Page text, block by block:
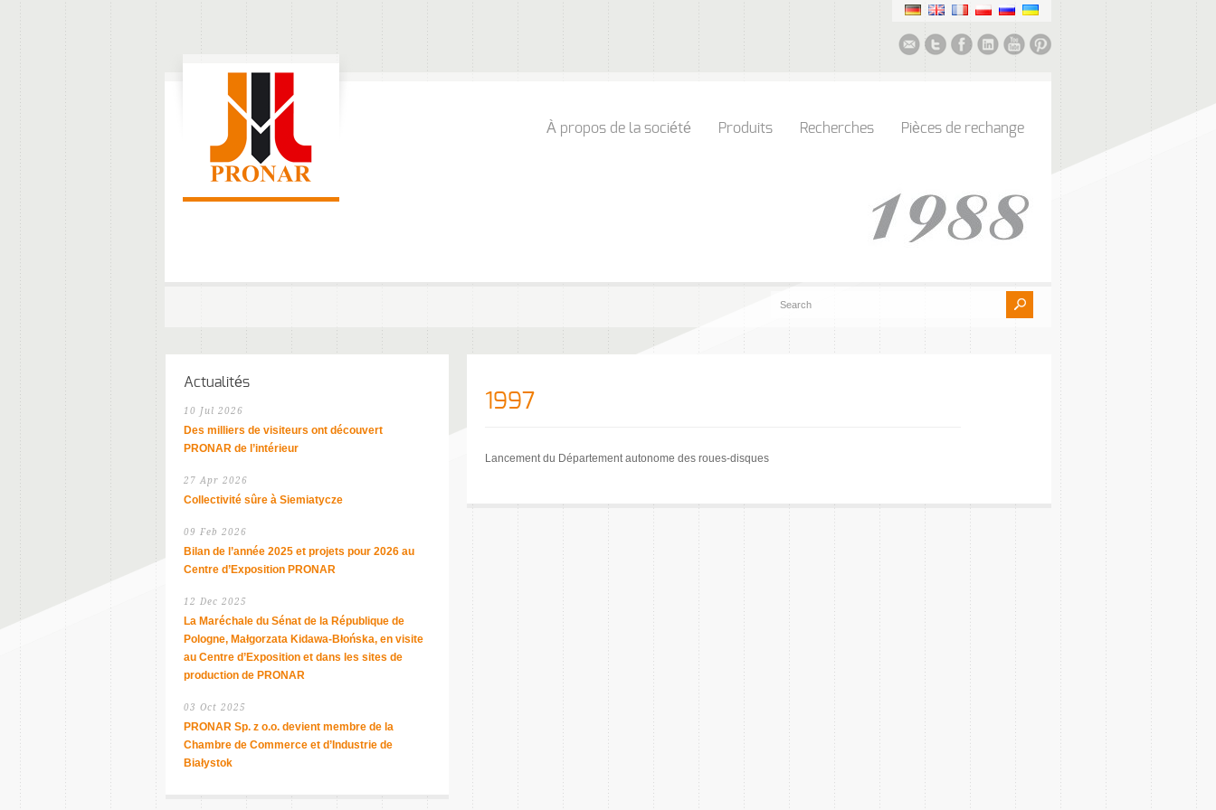
À propos de la société Produits Recherches Pièces de rechange
1997
Lancement du Département autonome des roues-disques
Actualités
10 Jul 2026
Des milliers de visiteurs ont découvert
PRONAR de l’intérieur
27 Apr 2026
Collectivité sûre à Siemiatycze
09 Feb 2026
Bilan de l’année 2025 et projets pour 2026 au
Centre d’Exposition PRONAR
12 Dec 2025
La Maréchale du Sénat de la République de
Pologne, Małgorzata Kidawa-Błońska, en visite
au Centre d’Exposition et dans les sites de
production de PRONAR
03 Oct 2025
PRONAR Sp. z o.o. devient membre de la
Chambre de Commerce et d’Industrie de
Białystok